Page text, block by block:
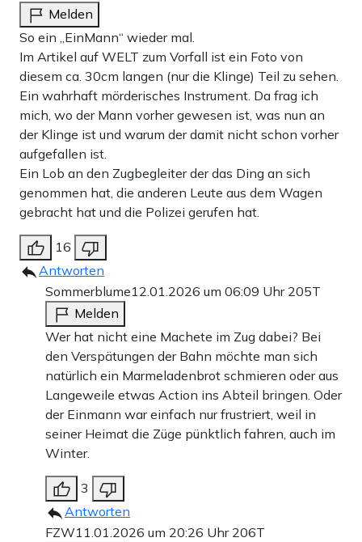
Melden
So ein „EinMann“ wieder mal.
Im Artikel auf WELT zum Vorfall ist ein Foto von
diesem ca. 30cm langen (nur die Klinge) Teil zu sehen.
Ein wahrhaft mörderisches Instrument. Da frag ich
mich, wo der Mann vorher gewesen ist, was nun an
der Klinge ist und warum der damit nicht schon vorher
aufgefallen ist.
Ein Lob an den Zugbegleiter der das Ding an sich
genommen hat, die anderen Leute aus dem Wagen
gebracht hat und die Polizei gerufen hat.
16
Antworten
Sommerblume12.01.2026 um 06:09 Uhr 205T
Melden
Wer hat nicht eine Machete im Zug dabei? Bei
den Verspätungen der Bahn möchte man sich
natürlich ein Marmeladenbrot schmieren oder aus
Langeweile etwas Action ins Abteil bringen. Oder
der Einmann war einfach nur frustriert, weil in
seiner Heimat die Züge pünktlich fahren, auch im
Winter.
3
Antworten
FZW11.01.2026 um 20:26 Uhr 206T